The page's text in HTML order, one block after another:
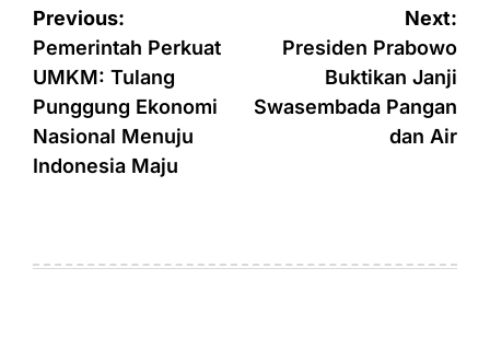
Post
navigation
Previous:
Pemerintah Perkuat
UMKM: Tulang
Punggung Ekonomi
Nasional Menuju
Indonesia Maju
Next:
Presiden Prabowo
Buktikan Janji
Swasembada Pangan
dan Air